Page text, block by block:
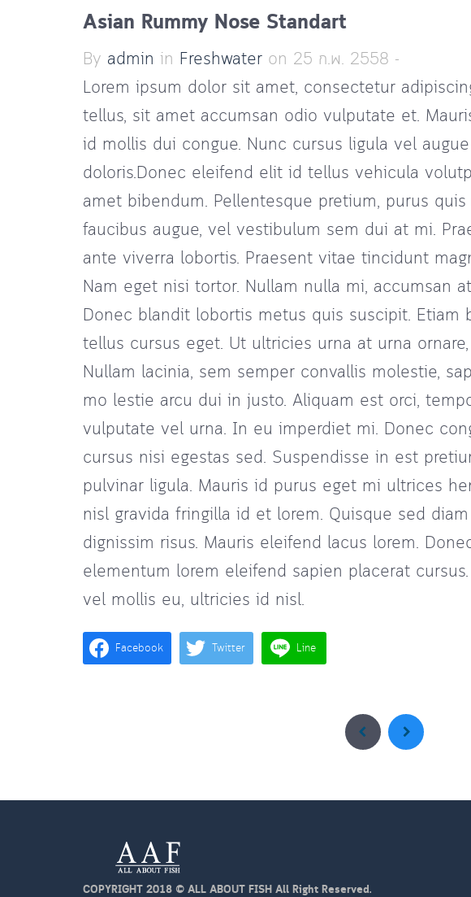
Asian Rummy Nose Standart
By admin in Freshwater on 25 ก.พ. 2558 -
Lorem ipsum dolor sit amet, consectetur
tellus, sit amet accumsan odio vulputate et.
id mollis dui congue. Nunc cursus ligula vel
doloris.Donec eleifend elit id tellus vehicula
amet bibendum. Pellentesque pretium, purus
faucibus augue, vel vestibulum sem dui at mi.
ante viverra lobortis. Praesent vitae tincidunt
Nam eget nisi tortor. Nullam nulla mi, accumsan
Donec blandit lobortis metus quis suscipit. Etiam
tellus cursus eget. Ut ultricies urna at urna
Nullam lacinia, sem semper convallis molestie,
mo lestie arcu dui in justo. Aliquam est orci,
vulputate vel urna. In eu imperdiet mi. Donec
cursus nisi egestas sed. Suspendisse in est
pulvinar ligula. Mauris id purus eget mi ultrices
nisl gravida fringilla id et lorem. Quisque sed
dignissim risus. Mauris eleifend lacus lorem.
elementum lorem eleifend sapien placerat
vel mollis eu, ultricies id nisl.
Facebook Twitter Line
COPYRIGHT 2018 © ALL ABOUT FISH All Right Reserved.